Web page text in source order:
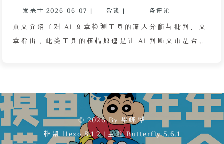
发表于 2026-06-07 | 杂谈 | 条评论
本文介绍了对 AI 文章检测工具的深入分析与批判。文
章指出，此类工具的核心原理是让 AI 判断文本是否具
模仿人类新手错误，随着技术进步逐渐失效，而文字检
测则更难固定规则。文章进一步揭示，人类写作本身存
在大量套路化表达，如公文、营销号文案，这些正是
AI 训练数据的来源，导致自然人类文章常被误判，而
© 2026 By 梁栋烨
框架Hexo 8.1.2 | 主题Butterfly 5.6.1